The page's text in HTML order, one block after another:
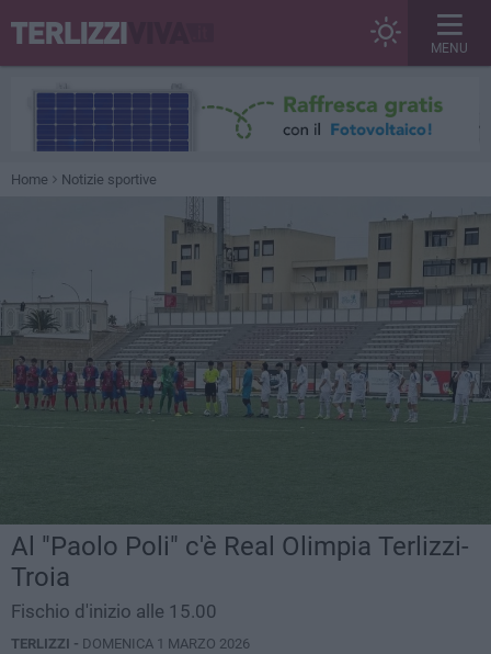
MENU
Home Notizie sportive
Al "Paolo Poli" c'è Real Olimpia Terlizzi-
Troia
Fischio d'inizio alle 15.00
TERLIZZI - DOMENICA 1 MARZO 2026